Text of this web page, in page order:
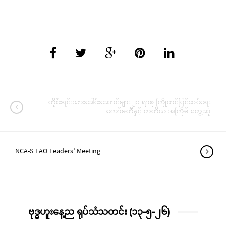
တိုင်းရင်းသားခေါင်းဆောင်များ ၂၁ ရာစု ကြိုတင်ပြင်ဆင်ရေး
ကော်မတီနှင့် တတိယ အကြိမ် တွေ့ဆုံ
NCA-S EAO Leaders’ Meeting
ဗုဒ္ဓဟူးနေ့ည ရုပ်သံသတင်း (၁၃-၅-၂၆)